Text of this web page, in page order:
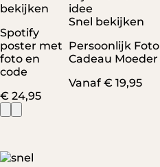
bekijken
Spotify
poster met
foto en
code
€ 24,95
Snel bekijken
Persoonlijk Foto
Cadeau Moeder
Vanaf € 19,95